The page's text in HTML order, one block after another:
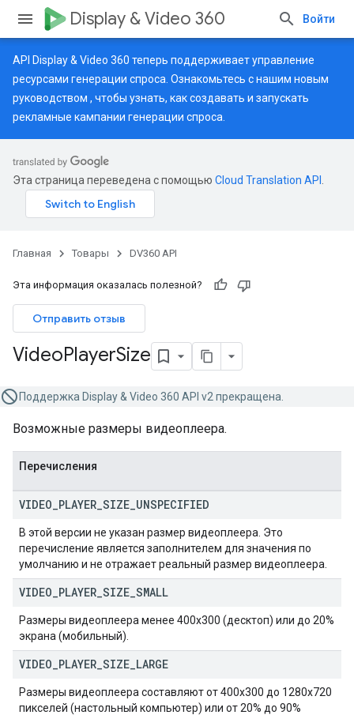
Display & Video 360 Войти
API Display & Video 360 теперь поддерживает управление
ресурсами генерации спроса. Ознакомьтесь с нашим новым
руководством , чтобы узнать, как создавать и запускать
рекламные кампании генерации спроса.
Эта страница переведена с помощью Cloud Translation API
Главная Товары DV360 API
Эта информация оказалась полезной?
Отправить отзыв
VideoPlayerSize
Поддержка Display & Video 360 API v2 прекращена.
Возможные размеры видеоплеера.
Перечисления
VIDEO PLAYER SIZE UNSPECIFIED
В этой версии не указан размер видеоплеера. Это
перечисление является заполнителем для значения по
умолчанию и не отражает реальный размер видеоплеера.
VIDEO PLAYER SIZE SMALL
Размеры видеоплеера менее 400х300 (десктоп) или до 20%
экрана (мобильный).
VIDEO PLAYER SIZE LARGE
Размеры видеоплеера составляют от 400x300 до 1280x720
пикселей (настольный компьютер) или от 20% до 90%